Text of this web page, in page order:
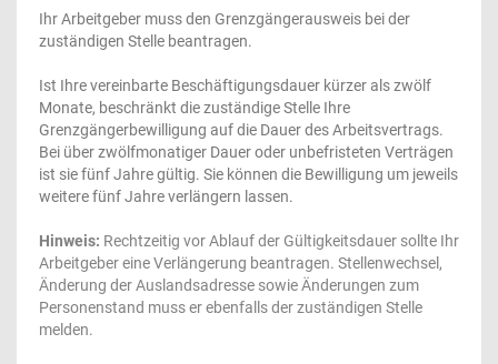
Ihr Arbeitgeber muss den Grenzgängerausweis bei der
zuständigen Stelle beantragen.
Ist Ihre vereinbarte Beschäftigungsdauer kürzer als zwölf
Monate, beschränkt die zuständige Stelle Ihre
Grenzgängerbewilligung auf die Dauer des Arbeitsvertrags.
Bei über zwölfmonatiger Dauer oder unbefristeten Verträgen
ist sie fünf Jahre gültig. Sie können die Bewilligung um jeweils
weitere fünf Jahre verlängern lassen.
Hinweis: Rechtzeitig vor Ablauf der Gültigkeitsdauer sollte Ihr
Arbeitgeber eine Verlängerung beantragen. Stellenwechsel,
Änderung der Auslandsadresse sowie Änderungen zum
Personenstand muss er ebenfalls der zuständigen Stelle
melden.